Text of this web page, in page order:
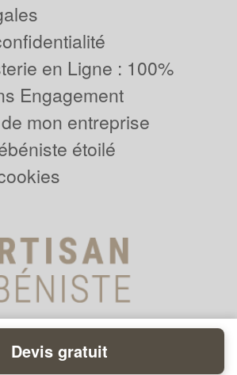
en Ligne : 100%
Engagement
mon entreprise
étoilé
byPlus que pro
Devis gratuit